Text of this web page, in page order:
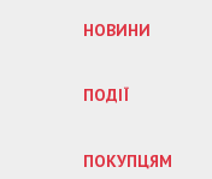
НОВИНИ
ПОДІЇ
ПОКУПЦЯМ